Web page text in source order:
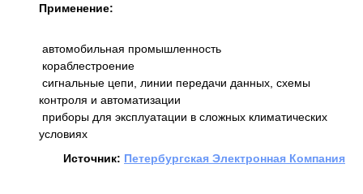
Применение:
автомобильная промышленность
кораблестроение
сигнальные цепи, линии передачи данных, схемы
контроля и автоматизации
приборы для эксплуатации в сложных климатических
условиях
Источник: Петербургская Электронная Компания